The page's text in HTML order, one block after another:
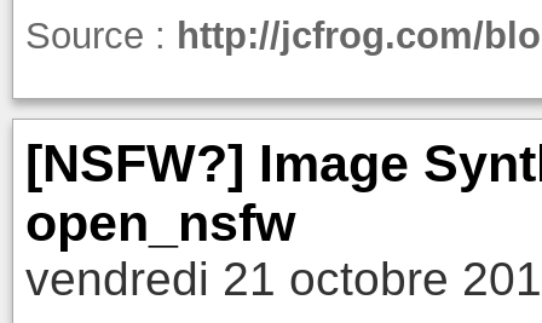
Source : http://jcfrog.com/
[NSFW?] Image
open_nsfw
vendredi 21 octobre